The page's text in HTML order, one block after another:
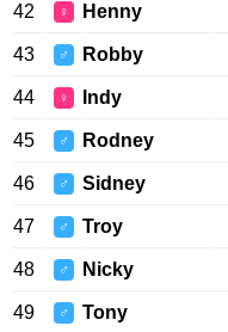
42 ♀ Henny
43 ♂ Robby
44 ♀ Indy
45 ♂ Rodney
46 ♂ Sidney
47 ♂ Troy
48 ♂ Nicky
49 ♂ Tony